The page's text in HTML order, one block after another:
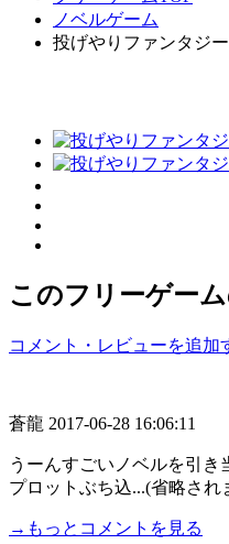
ノベルゲーム
投げやりファンタジ
このフリーゲー
コメント・レビューを追加
蒼龍 2017-06-28 16:06:11
うーんすごいノベルを引
プロットぶち込...(省略され
→もっとコメントを見る